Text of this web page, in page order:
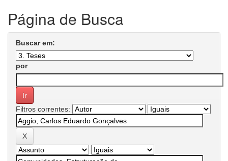
Página de Busca
Buscar em:
por
Filtros correntes: